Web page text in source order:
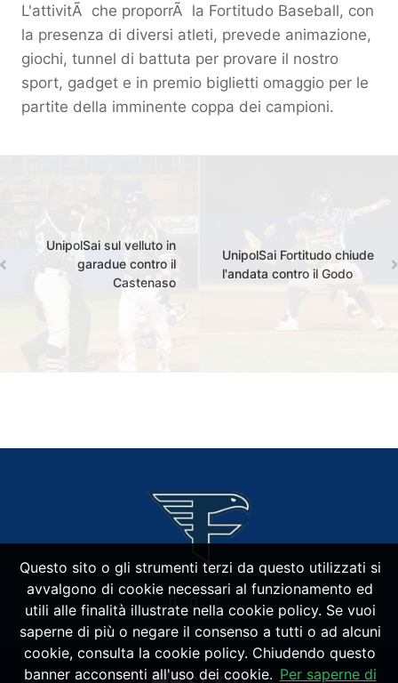
L'attivitÃ che proporrÃ la Fortitudo Baseball, con
la presenza di diversi atleti, prevede animazione,
giochi, tunnel di battuta per provare il nostro
sport, gadget e in premio biglietti omaggio per le
partite della imminente coppa dei campioni.
UnipolSai sul velluto in
garadue contro il
Castenaso
UnipolSai Fortitudo chiude
l'andata contro il Godo
Questo sito o gli strumenti terzi da questo utilizzati si
avvalgono di cookie necessari al funzionamento ed
utili alle finalità illustrate nella cookie policy. Se vuoi
saperne di più o negare il consenso a tutti o ad alcuni
cookie, consulta la cookie policy. Chiudendo questo
banner acconsenti all'uso dei cookie. Per saperne di